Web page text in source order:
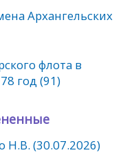
Архангельских
флота в
год (91)
Н.В. (30.07.2026)